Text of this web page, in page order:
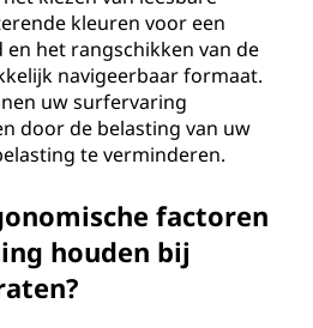
kleuren voor een
het rangschikken van de
navigeerbaar formaat.
uw surfervaring
door de belasting van uw
te verminderen.
factoren
houden bij